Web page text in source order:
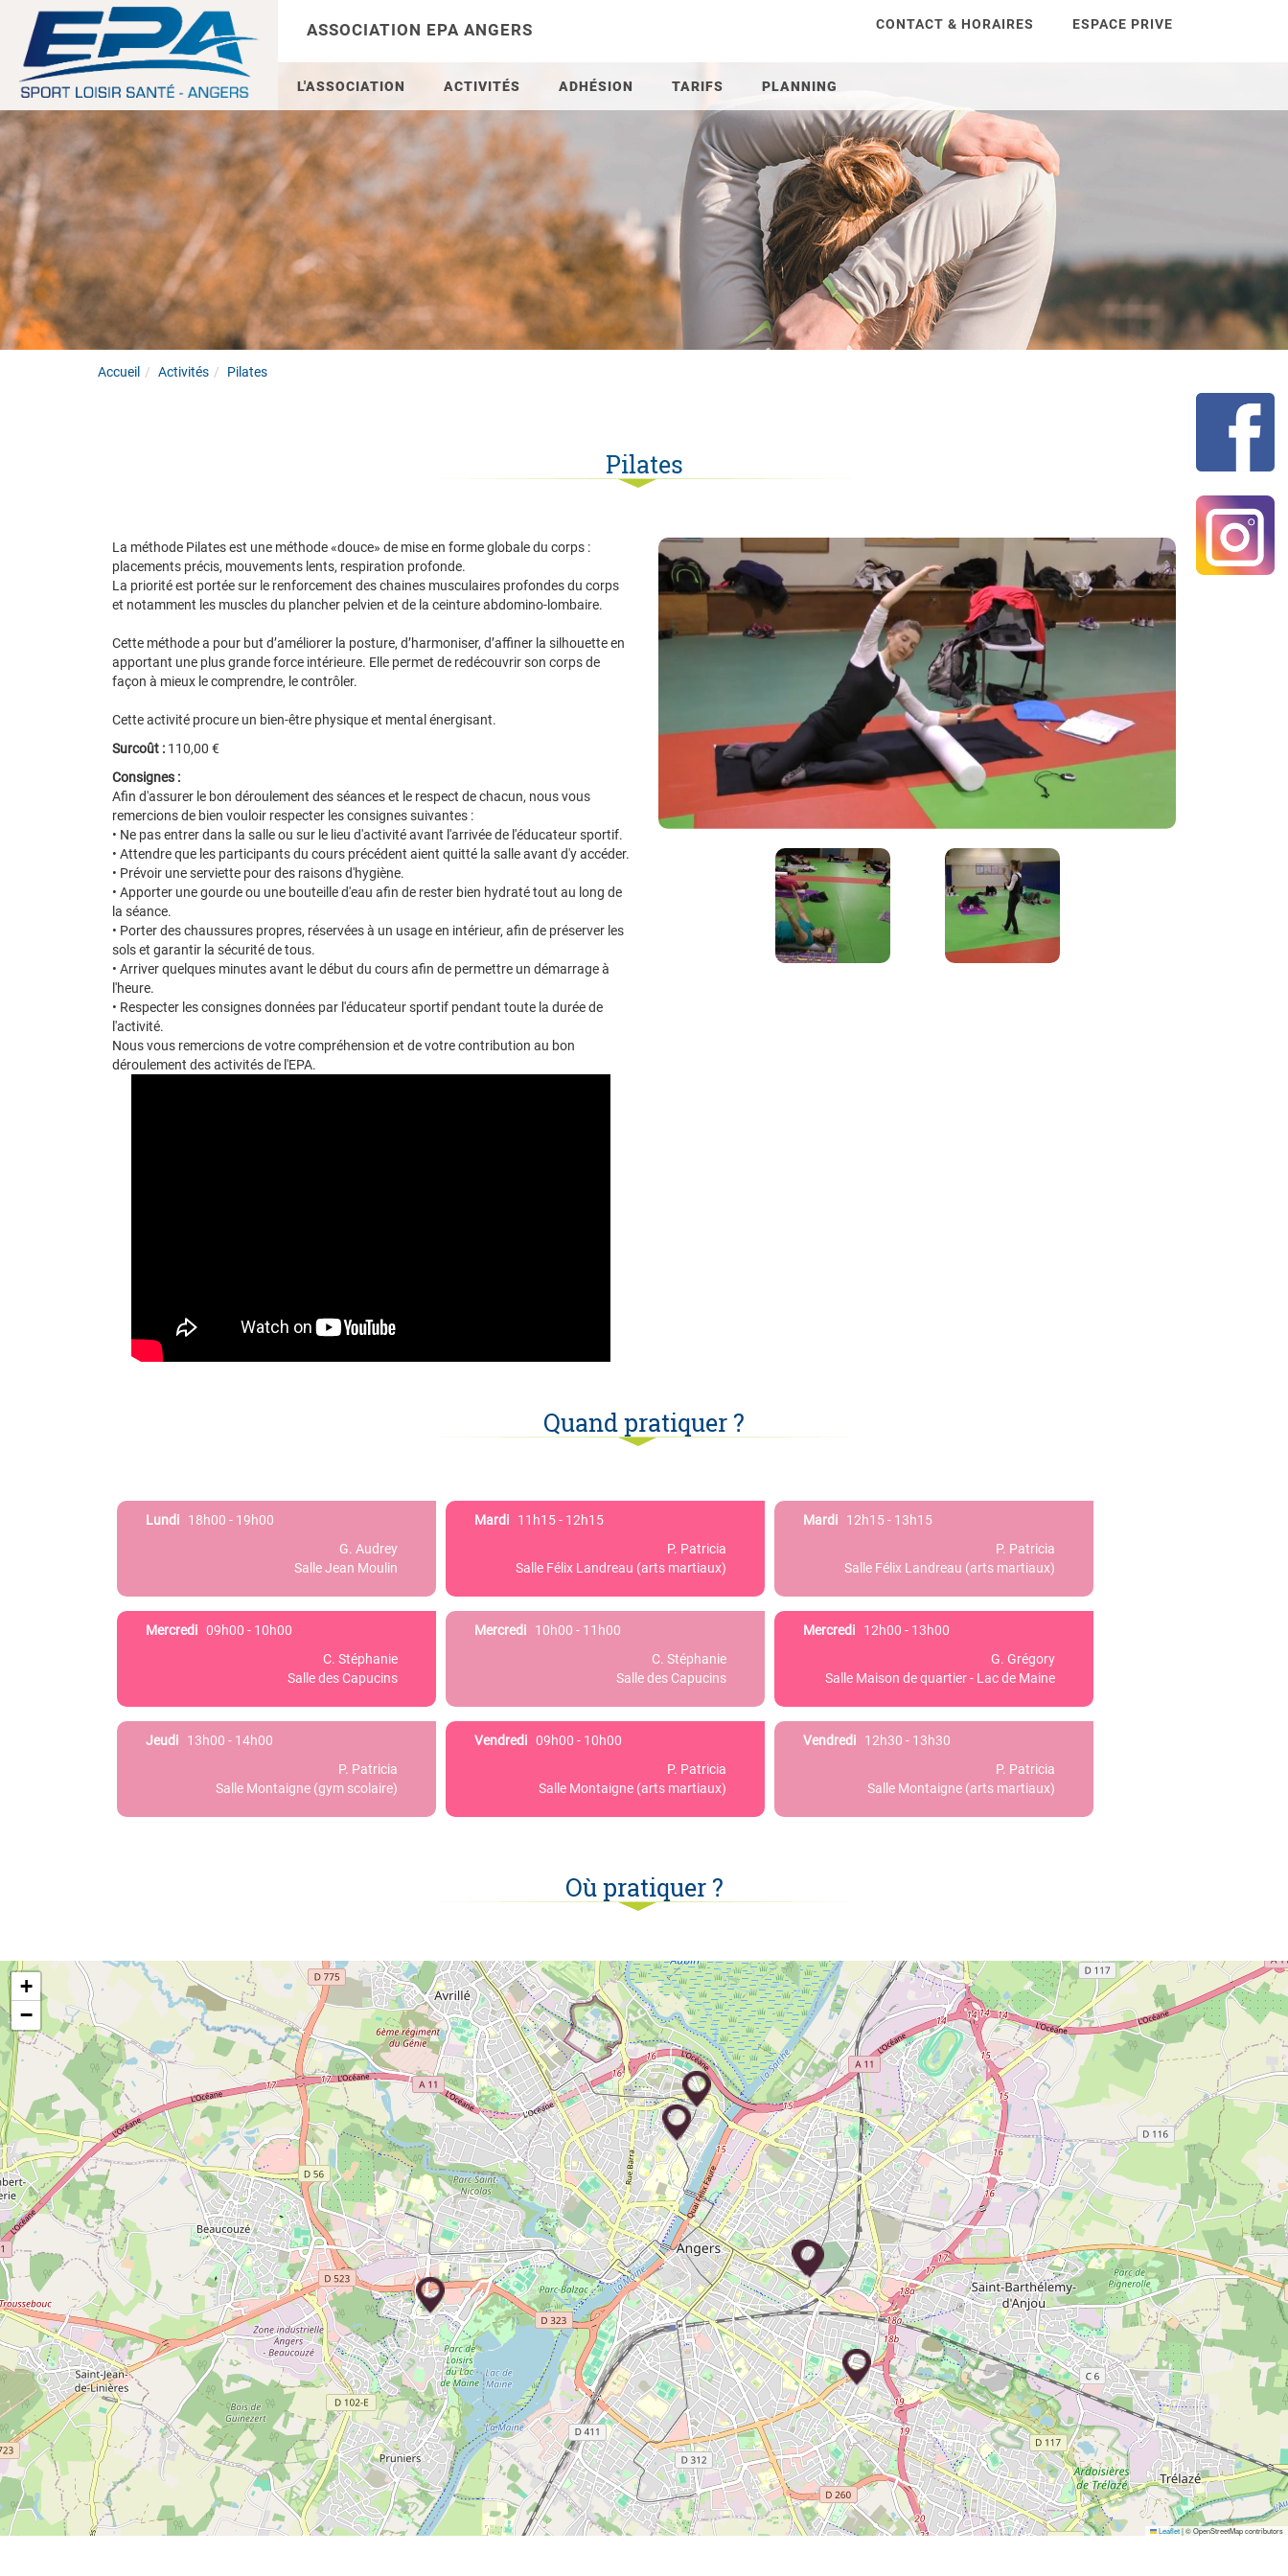
ASSOCIATION EPA ANGERS ESPACE PRIVE
CONTACT & HORAIRES
L'ASSOCIATION ACTIVITÉS ADHÉSION TARIFS PLANNING
Accueil Activités Pilates
Pilates
La méthode Pilates est une méthode «douce» de mise en forme globale du corps :
placements précis, mouvements lents, respiration profonde.
La priorité est portée sur le renforcement des chaines musculaires profondes du corps
et notamment les muscles du plancher pelvien et de la ceinture abdomino-lombaire.
Cette méthode a pour but d’améliorer la posture, d’harmoniser, d’affiner la silhouette en
apportant une plus grande force intérieure. Elle permet de redécouvrir son corps de
façon à mieux le comprendre, le contrôler.
Cette activité procure un bien-être physique et mental énergisant.
Surcoût : 110,00 €
Consignes :
Afin d'assurer le bon déroulement des séances et le respect de chacun, nous vous
remercions de bien vouloir respecter les consignes suivantes :
• Ne pas entrer dans la salle ou sur le lieu d'activité avant l'arrivée de l'éducateur sportif.
• Attendre que les participants du cours précédent aient quitté la salle avant d'y accéder.
• Prévoir une serviette pour des raisons d'hygiène.
• Apporter une gourde ou une bouteille d'eau afin de rester bien hydraté tout au long de
la séance.
• Porter des chaussures propres, réservées à un usage en intérieur, afin de préserver les
sols et garantir la sécurité de tous.
• Arriver quelques minutes avant le début du cours afin de permettre un démarrage à
l'heure.
• Respecter les consignes données par l'éducateur sportif pendant toute la durée de
l'activité.
Nous vous remercions de votre compréhension et de votre contribution au bon
déroulement des activités de l'EPA.
Quand pratiquer ?
Lundi 18h00 - 19h00
G. Audrey
Salle Jean Moulin
Mardi 11h15 - 12h15
P. Patricia
Salle Félix Landreau (arts martiaux)
Mardi 12h15 - 13h15
P. Patricia
Salle Félix Landreau (arts martiaux)
Mercredi 09h00 - 10h00
C. Stéphanie
Salle des Capucins
Mercredi 10h00 - 11h00
C. Stéphanie
Salle des Capucins
Mercredi 12h00 - 13h00
G. Grégory
Salle Maison de quartier - Lac de Maine
Jeudi 13h00 - 14h00
P. Patricia
Salle Montaigne (gym scolaire)
Vendredi 09h00 - 10h00
P. Patricia
Salle Montaigne (arts martiaux)
Vendredi 12h30 - 13h30
P. Patricia
Salle Montaigne (arts martiaux)
Où pratiquer ?
+
−
Leaflet|© OpenStreetMap contributors